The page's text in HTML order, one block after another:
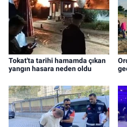
Tokat'ta tarihi hamamda çıkan
yangın hasara neden oldu